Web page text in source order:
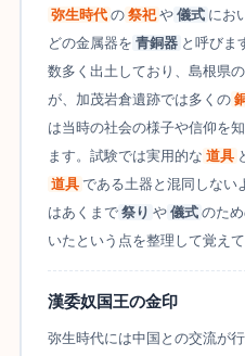
弥生時代 の 祭祀 や 儀式 にお
どの金属器を 青銅器 と呼びま
数多く出土しており、島根県
が、加茂岩倉遺跡では多くの
は当時の社会の様子や信仰を
ます。試験では実用的な 道具
道具 である土器と混同しない
はあくまで 祭り や 儀式 のた
いたという点を整理して覚えて
漢委奴国王の金印
弥生時代には中国との交流が